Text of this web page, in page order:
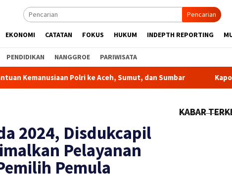
Pencarian
EKONOMI CATATAN FOKUS HUKUM INDEPTH REPORTING
PENDIDIKAN NANGGROE PARIWISATA
Polri ke Aceh, Sumut, dan Sumbar Kapolda Aceh Hadiri
2024, Disdukcapil
Pelayanan
Pemula
KABAR